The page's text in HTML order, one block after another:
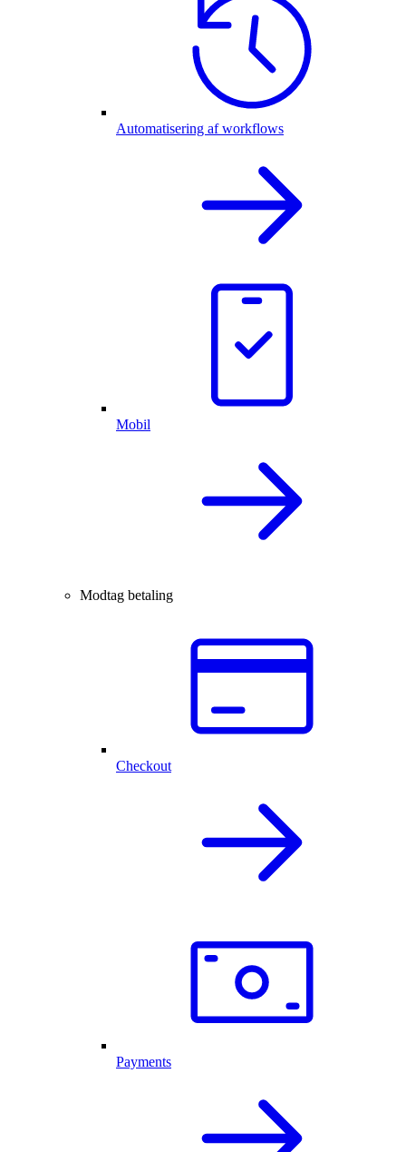
Automatisering af workflows
Mobil
Modtag betaling
Checkout
Payments